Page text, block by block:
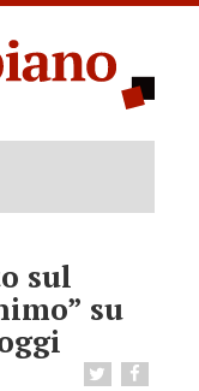
sul
su